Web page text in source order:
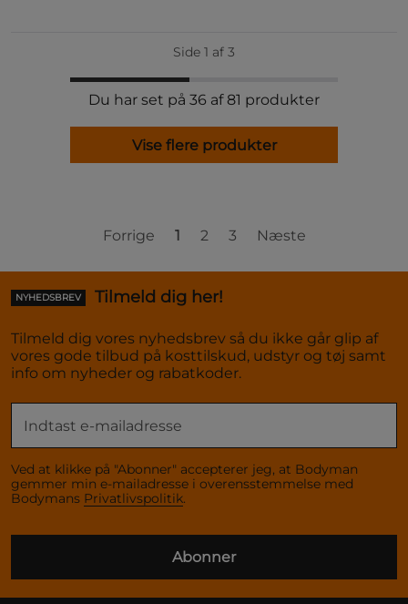
Side 1 af 3
Du har set på 36 af 81 produkter
Vise flere produkter
Forrige 1 2 3 Næste
NYHEDSBREV Tilmeld dig her!
Tilmeld dig vores nyhedsbrev så du ikke går glip af
vores gode tilbud på kosttilskud, udstyr og tøj samt
info om nyheder og rabatkoder.
Ved at klikke på "Abonner" accepterer jeg, at Bodyman
gemmer min e-mailadresse i overensstemmelse med
Bodymans Privatlivspolitik.
Abonner